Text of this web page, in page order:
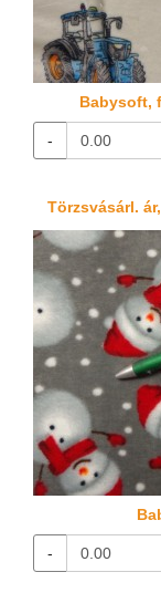
Babysoft,
-
Törzsvásárl.
-